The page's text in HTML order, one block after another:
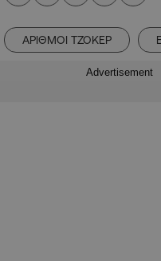
ΑΡΙΘΜΟΙ ΤΖΟΚΕΡ
Advertisement